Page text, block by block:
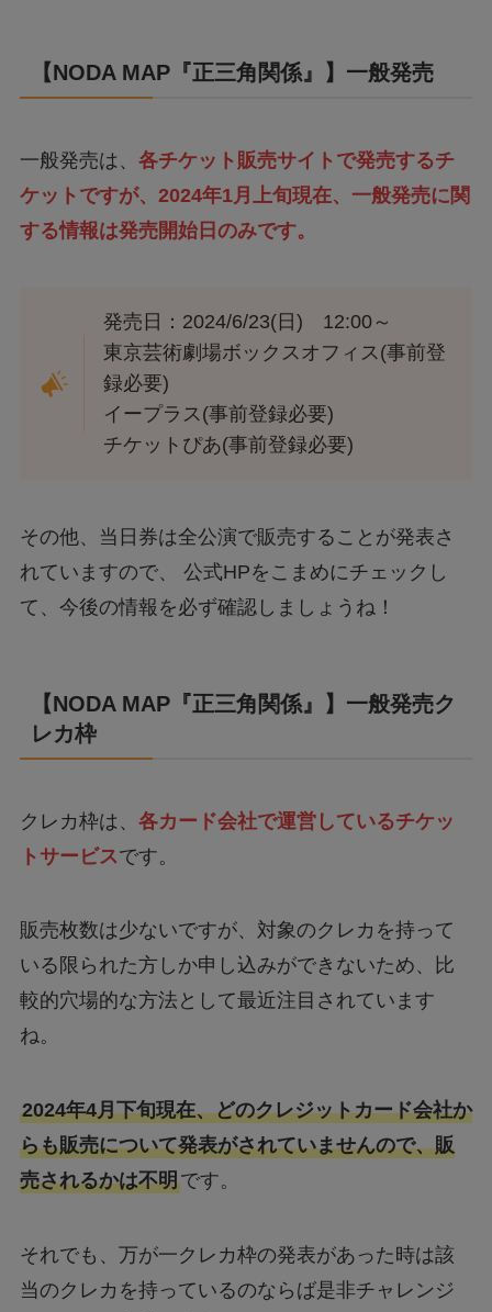
【NODA MAP『正三角関係』 】一般発売
一般発売は、 各チケット販売サイトで発売するチ
ケットですが、2024年1月上旬現在、一般発売に関
する情報は発売開始日のみです。
発売日：2024/6/23(日) 12:00～
東京芸術劇場ボックスオフィス(事前登
録必要)
イープラス(事前登録必要)
チケットぴあ(事前登録必要)
その他、当日券は全公演で販売することが発表さ
れていますので、 公式HPをこまめにチェックし
て、今後の情報を必ず確認しましょうね！
【NODA MAP『正三角関係』 】一般発売ク
レカ枠
クレカ枠は、 各カード会社で運営しているチケッ
トサービスです。
販売枚数は少ないですが、対象のクレカを持って
いる限られた方しか申し込みができないため、比
較的穴場的な方法として最近注目されています
ね。
2024年4月下旬現在、どのクレジットカード会社か
らも販売について発表がされていませんので、販
売されるかは不明です。
それでも、万が一クレカ枠の発表があった時は該
当のクレカを持っているのならば是非チャレンジ